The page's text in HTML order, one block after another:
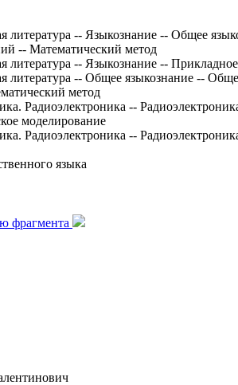
литература -- Языкознание -- Общее
-- Математический метод
литература -- Языкознание --
литература -- Общее языкознание --
метод
Радиоэлектроника --
моделирование
Радиоэлектроника --
языка
фрагмента